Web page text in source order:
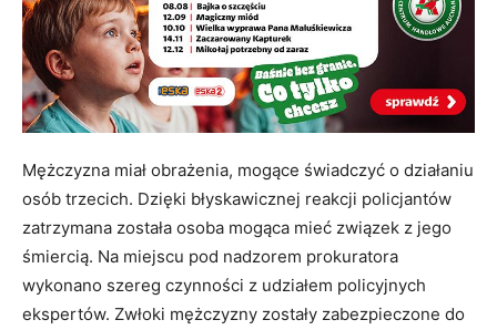
Mężczyzna miał obrażenia, mogące świadczyć o działaniu
osób trzecich. Dzięki błyskawicznej reakcji policjantów
zatrzymana została osoba mogąca mieć związek z jego
śmiercią. Na miejscu pod nadzorem prokuratora
wykonano szereg czynności z udziałem policyjnych
ekspertów. Zwłoki mężczyzny zostały zabezpieczone do